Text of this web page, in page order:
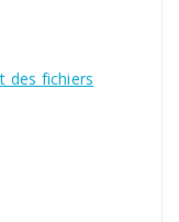
des fichiers